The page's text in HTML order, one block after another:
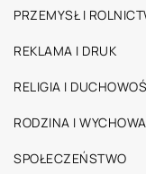
PRZEMYSŁ I
REKLAMA I DRUK
RELIGIA I
RODZINA I
SPOŁECZEŃSTWO